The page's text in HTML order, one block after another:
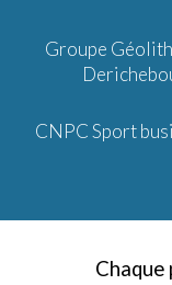
Groupe
CNPC Sport
Chaque